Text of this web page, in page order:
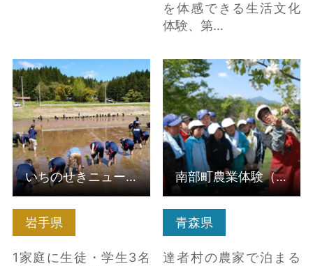
を体感できる生活文化
体験、第…
岩手県
1家庭に生徒・学生3名
詳細はこちら
いちのせきニューツーリズム協議会（受入組織）
青森県
達者村の農家で泊まる
詳細はこちら
南部町農業体験（受入組織）